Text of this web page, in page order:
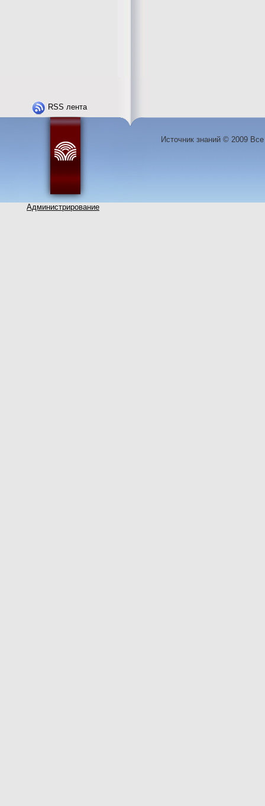
RSS лента
Администрирование
Источник знаний © 2009